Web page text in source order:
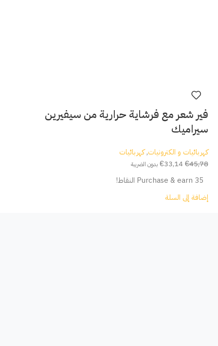
فير شعر مع فرشاية حرارية من سيفيرين
سيراميك
كهربائيات و الكترونيات,كهربائيات
€45,78
€33,14 بدون الضريبة
Purchase & earn 35 النقاط!
إضافة إلى السلة